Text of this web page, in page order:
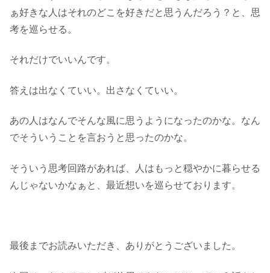
ぁ好きな人はそれのどこを好きだと思うんだろう？と、思
考を巡らせる。
それだけでいいんです。
答えは出なくていい。出さなくていい。
あの人はなんでそんな風に思うようになったのかな。なん
でそういうことを言おうと思ったのかな。
そういう思考回路があれば、人はもっと穏やかに暮らせる
んじゃないかなぁと、最近想いを巡らせております。
最後までお読みいただき、ありがとうございました。